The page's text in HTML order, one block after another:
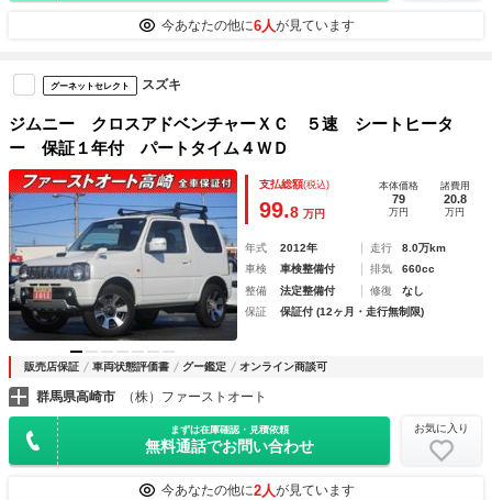
今あなたの他に6人が見ています
グーネットセレクト スズキ
ジムニー クロスアドベンチャーＸＣ ５速 シートヒータ
ー 保証１年付 パートタイム４ＷＤ
支払総額(税込)
99.8 万円
本体価格
79
万円
諸費用
20.8
万円
年式 2012年 走行
8.0万km
車検
車検整備付 排気
660cc
整備
法定整備付 修復
なし
保証
保証付 (12ヶ月・走行無制限)
販売店保証 車両状態評価書 グー鑑定 オンライン商談可
群馬県高崎市 （株）ファーストオート
まずは在庫確認・見積依頼
無料通話でお問い合わせ
お気に入り
今あなたの他に2人が見ています